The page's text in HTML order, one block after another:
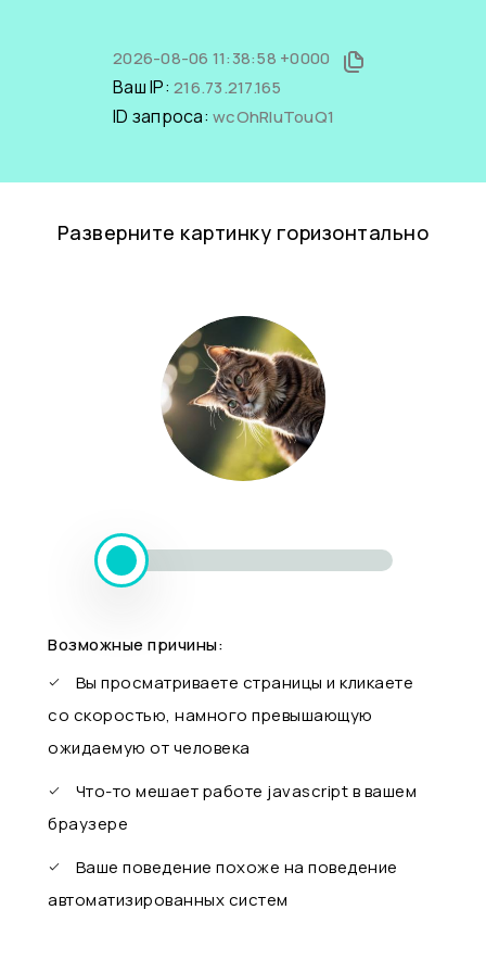
2026-08-06 11:38:58 +0000
Ваш IP: 216.73.217.165
ID запроса: wcOhRIuTouQ1
Разверните картинку горизонтально
Возможные причины:
Вы просматриваете страницы и кликаете
со скоростью, намного превышающую
ожидаемую от человека
Что-то мешает работе javascript в вашем
браузере
Ваше поведение похоже на поведение
автоматизированных систем